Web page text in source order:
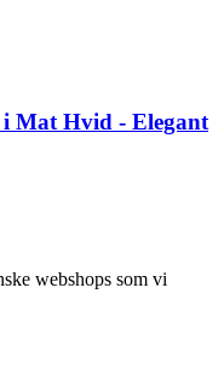
Mat Hvid - Elegant
webshops som vi